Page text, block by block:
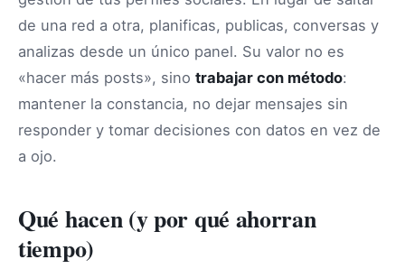
de una red a otra, planificas, publicas, conversas y
analizas desde un único panel. Su valor no es
«hacer más posts», sino trabajar con método:
mantener la constancia, no dejar mensajes sin
responder y tomar decisiones con datos en vez de
a ojo.
Qué hacen (y por qué ahorran
tiempo)